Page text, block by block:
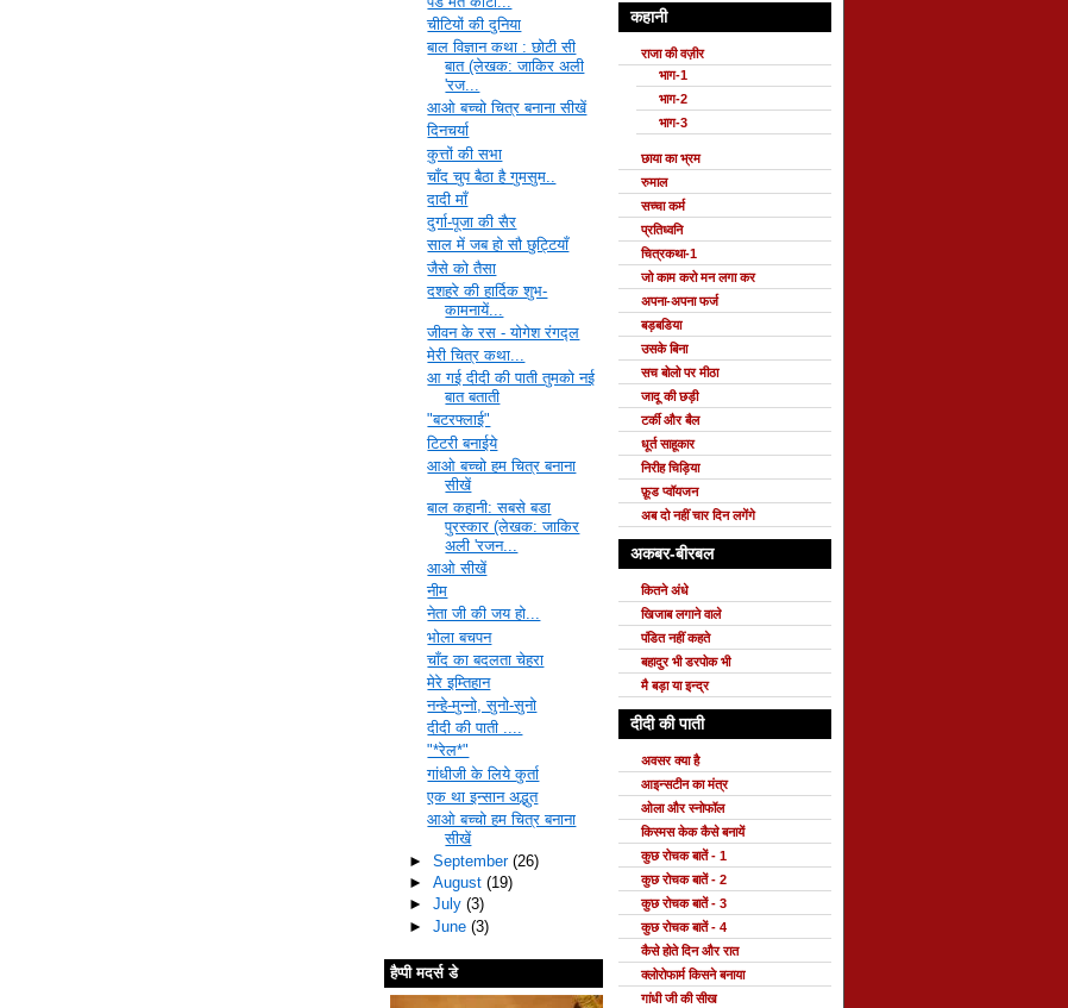
चीटियों की दुनिया
बाल विज्ञान कथा : छोटी सी
बात (लेखक: जाकिर अली
'रज...
आओ बच्चो चित्र बनाना सीखें
दिनचर्या
कुत्तों की सभा
चाँद चुप बैठा है गुमसुम..
दादी माँ
दुर्गा-पूजा की सैर
साल में जब हो सौ छुट्टियाँ
जैसे को तैसा
दशहरे की हार्दिक शुभ-
कामनायें...
जीवन के रस - योगेश रंगद्ल
मेरी चित्र कथा...
आ गई दीदी की पाती तुमको नई
बात बताती
"बटरफ्लाई"
टिटरी बनाईये
आओ बच्चो हम चित्र बनाना
सीखें
बाल कहानी: सबसे बडा
पुरस्कार (लेखक: जाकिर
अली 'रजन...
आओ सीखें
नीम
नेता जी की जय हो...
भोला बचपन
चाँद का बदलता चेहरा
मेरे इम्तिहान
नन्हे-मुन्नो, सुनो-सुनो
दीदी की पाती ....
"*रेल*"
गांधीजी के लिये कुर्ता
एक था इन्सान अद्भुत
आओ बच्चो हम चित्र बनाना
सीखें
► September (26)
► August (19)
► July (3)
► June (3)
हैप्पी मदर्स डे
कहानी
राजा की वज़ीर
भाग-1
भाग-2
भाग-3
छाया का भ्रम
रुमाल
सच्चा कर्म
प्रतिध्वनि
चित्रकथा-1
जो काम करो मन लगा कर
अपना-अपना फर्ज
बड़बडिया
उसके बिना
सच बोलो पर मीठा
जादू की छड़ी
टर्की और बैल
धूर्त साहूकार
निरीह चिड़िया
फ़ूड प्वॉयजन
अब दो नहीं चार दिन लगेंगे
अकबर-बीरबल
कितने अंधे
खिजाब लगाने वाले
पंडित नहीं कहते
बहादुर भी डरपोक भी
मै बड़ा या इन्द्र
दीदी की पाती
अवसर क्या है
आइन्सटीन का मंत्र
ओला और स्नोफॉल
किस्मस केक कैसे बनायें
कुछ रोचक बातें - 1
कुछ रोचक बातें - 2
कुछ रोचक बातें - 3
कुछ रोचक बातें - 4
कैसे होते दिन और रात
क्लोरोफार्म किसने बनाया
गांधी जी की सीख